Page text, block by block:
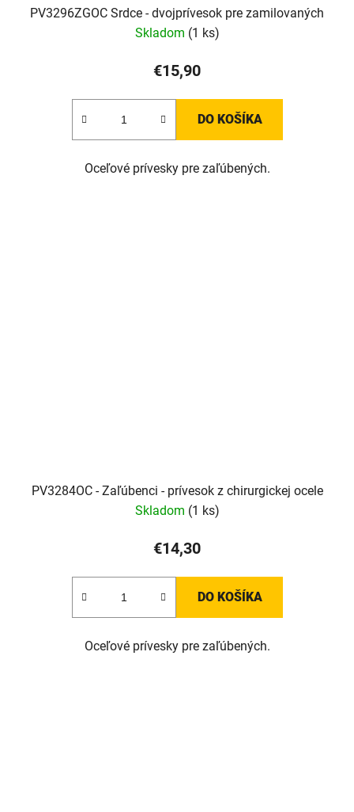
PV3296ZGOC Srdce - dvojprívesok pre zamilovaných
Skladom (1 ks)
€15,90
DO KOŠÍKA
Oceľové prívesky pre zaľúbených.
PV3284OC - Zaľúbenci - prívesok z chirurgickej ocele
Skladom (1 ks)
€14,30
DO KOŠÍKA
Oceľové prívesky pre zaľúbených.